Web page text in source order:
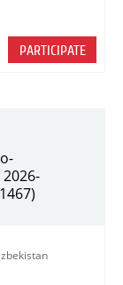
PARTICIPATE